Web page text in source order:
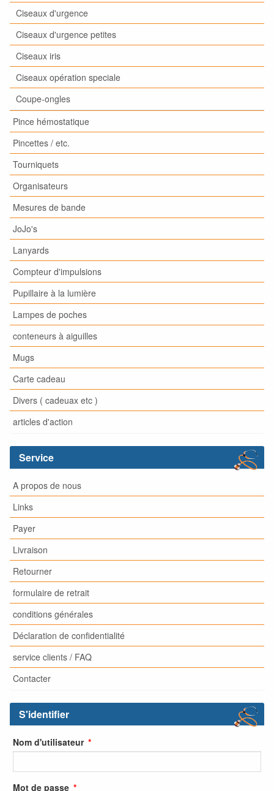
Ciseaux d'urgence
Ciseaux d'urgence petites
Ciseaux iris
Ciseaux opération speciale
Coupe-ongles
Pince hémostatique
Pincettes / etc.
Tourniquets
Organisateurs
Mesures de bande
JoJo's
Lanyards
Compteur d'impulsions
Pupillaire à la lumière
Lampes de poches
conteneurs à aiguilles
Mugs
Carte cadeau
Divers ( cadeuax etc )
articles d'action
Service
A propos de nous
Links
Payer
Livraison
Retourner
formulaire de retrait
conditions générales
Déclaration de confidentialité
service clients / FAQ
Contacter
S'identifier
Nom d'utilisateur
Mot de passe